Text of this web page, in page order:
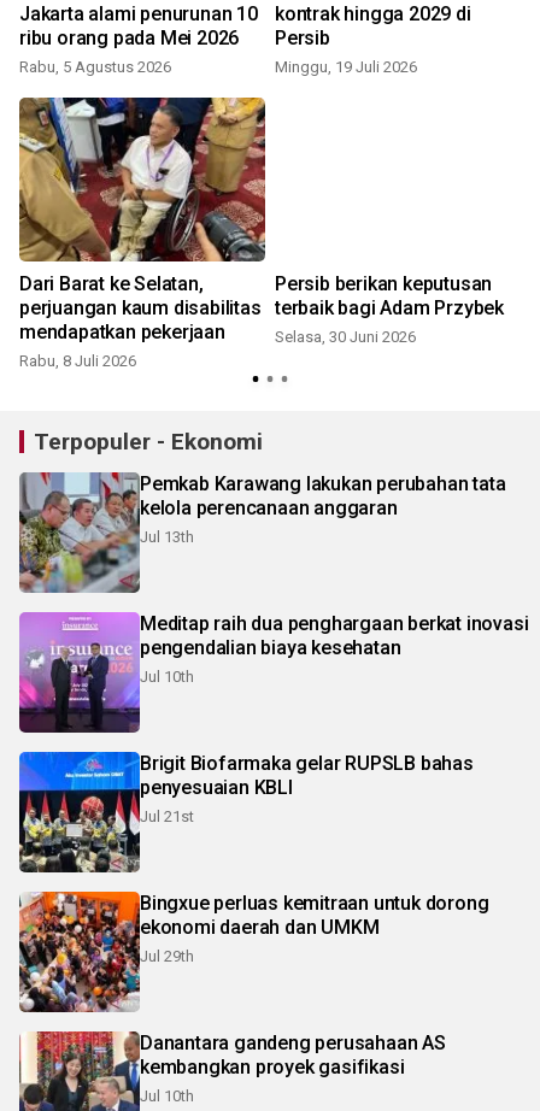
Jakarta alami penurunan 10
ribu orang pada Mei 2026
Rabu, 5 Agustus 2026
kontrak hingga 2029 di
Persib
Minggu, 19 Juli 2026
Dari Barat ke Selatan,
perjuangan kaum disabilitas
mendapatkan pekerjaan
Rabu, 8 Juli 2026
Persib berikan keputusan
terbaik bagi Adam Przybek
Selasa, 30 Juni 2026
Terpopuler - Ekonomi
Pemkab Karawang lakukan perubahan tata
kelola perencanaan anggaran
Jul 13th
Meditap raih dua penghargaan berkat inovasi
pengendalian biaya kesehatan
Jul 10th
Brigit Biofarmaka gelar RUPSLB bahas
penyesuaian KBLI
Jul 21st
Bingxue perluas kemitraan untuk dorong
ekonomi daerah dan UMKM
Jul 29th
Danantara gandeng perusahaan AS
kembangkan proyek gasifikasi
Jul 10th